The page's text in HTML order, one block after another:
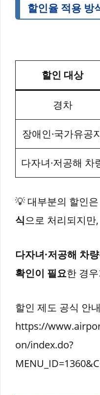
할인율 적용 방
할인 대상
경차
장애인·국가유공
다자녀·저공해 차
💡 대부분의 할인은
식으로 처리되지만,
다자녀·저공해 차
확인이 필요한 경
할인 제도 공식 안
https://
on/index.do?